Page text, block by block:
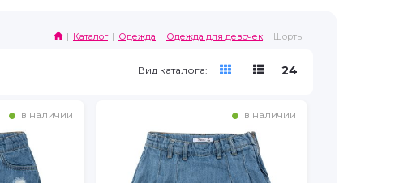
Каталог Одежда Одежда для девочек Шорты
24
Вид каталога:
в наличии в наличии